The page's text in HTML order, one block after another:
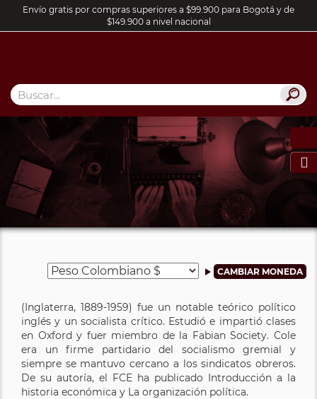
Envío gratis por compras superiores a $99.900 para Bogotá y de
$149.900 a nivel nacional

(Inglaterra, 1889-1959) fue un notable teórico político
inglés y un socialista crítico. Estudió e impartió clases
en Oxford y fuer miembro de la Fabian Society. Cole
era un firme partidario del socialismo gremial y
siempre se mantuvo cercano a los sindicatos obreros.
De su autoría, el FCE ha publicado Introducción a la
historia económica y La organización política.